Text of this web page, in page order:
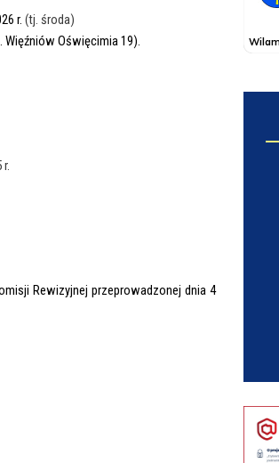
r. (tj. środa)
Oświęcimia 19).
Rewizyjnej przeprowadzonej dnia 4